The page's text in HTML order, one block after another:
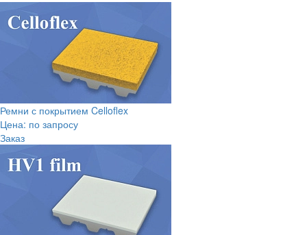
Ремни с покрытием Celloflex
Цена: по запросу
Заказ